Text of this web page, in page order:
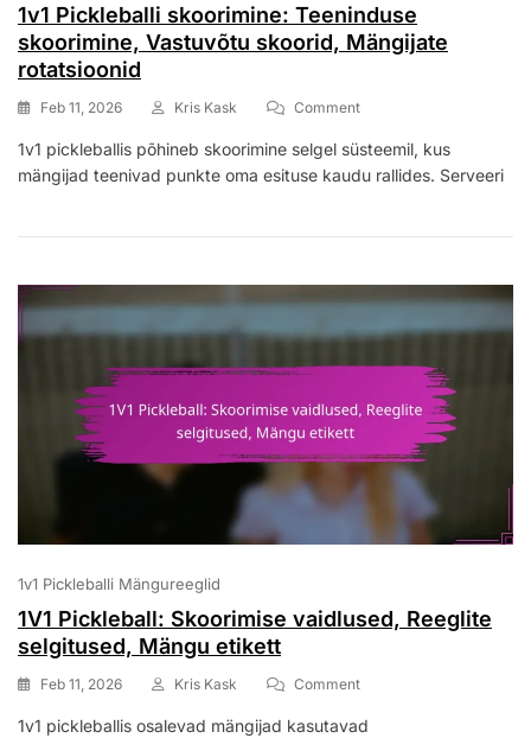
1v1 Pickleballi skoorimine: Teeninduse
skoorimine, Vastuvõtu skoorid, Mängijate
rotatsioonid
Feb 11, 2026 Kris Kask CommentOn
Pickleballi
Skoorimine:
Vastuvõtu
Mängijate
Rotatsioonid
1v1 pickleballis põhineb skoorimine selgel süsteemil, kus
mängijad teenivad punkte oma esituse kaudu rallides. Serveeri
1v1 Pickleballi Mängureeglid
1V1 Pickleball: Skoorimise vaidlused, Reeglite
selgitused, Mängu etikett
Feb 11, 2026 Kris Kask CommentOn
Pickleball:
1v1 pickleballis osalevad mängijad kasutavad